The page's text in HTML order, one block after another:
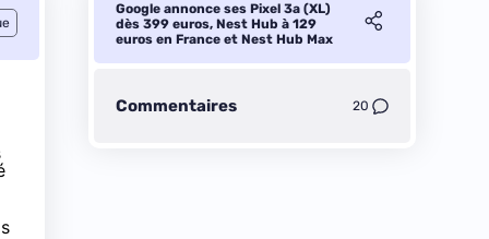
Google annonce ses Pixel 3a (XL)
dès 399 euros, Nest Hub à 129
euros en France et Nest Hub Max
Commentaires 20